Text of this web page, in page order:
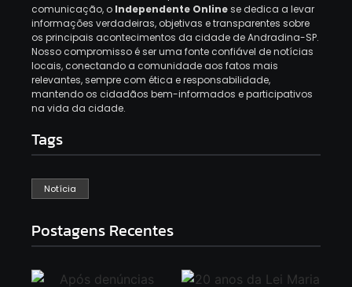
comunicação, o Independente Onlinese dedica a levar
informações verdadeiras, objetivas e transparentes sobre
os principais acontecimentos da cidade de Andradina-SP.
Nosso compromisso é ser uma fonte confiável de notícias
locais, conectando a comunidade aos fatos mais
relevantes, sempre com ética e responsabilidade,
mantendo os cidadãos bem-informados e participativos
na vida da cidade.
Tags
Notícia
Postagens Recentes